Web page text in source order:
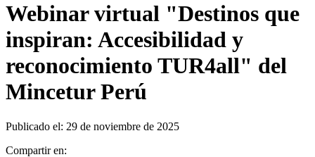
Webinar virtual "Destinos que
inspiran: Accesibilidad y
reconocimiento TUR4all" del
Mincetur Perú
Publicado el: 29 de noviembre de 2025
Compartir en: